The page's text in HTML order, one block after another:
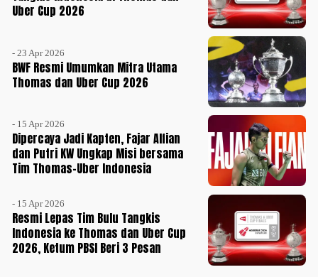
Uber Cup 2026
- 23 Apr 2026
BWF Resmi Umumkan Mitra Utama
Thomas dan Uber Cup 2026
- 15 Apr 2026
Dipercaya Jadi Kapten, Fajar Alfian
dan Putri KW Ungkap Misi bersama
Tim Thomas-Uber Indonesia
- 15 Apr 2026
Resmi Lepas Tim Bulu Tangkis
Indonesia ke Thomas dan Uber Cup
2026, Ketum PBSI Beri 3 Pesan
Indonesia
SPECIAL
Video
Tentang